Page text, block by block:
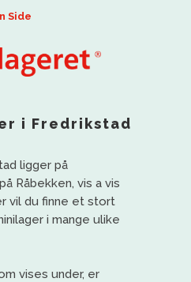
Side
i Fredrikstad
ligger på
Råbekken, vis a vis
vil du finne et stort
i mange ulike
vises under, er